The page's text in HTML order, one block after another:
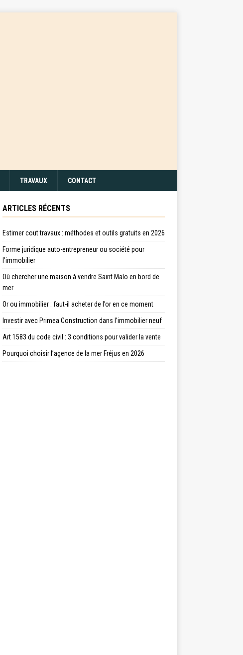
TRAVAUX CONTACT
ARTICLES RÉCENTS
Estimer cout travaux : méthodes et outils gratuits en 2026
Forme juridique auto-entrepreneur ou société pour
l’immobilier
Où chercher une maison à vendre Saint Malo en bord de
mer
Or ou immobilier : faut-il acheter de l’or en ce moment
Investir avec Primea Construction dans l’immobilier neuf
Art 1583 du code civil : 3 conditions pour valider la vente
Pourquoi choisir l’agence de la mer Fréjus en 2026